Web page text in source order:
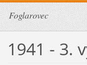
Foglarovec
1941 - 3.